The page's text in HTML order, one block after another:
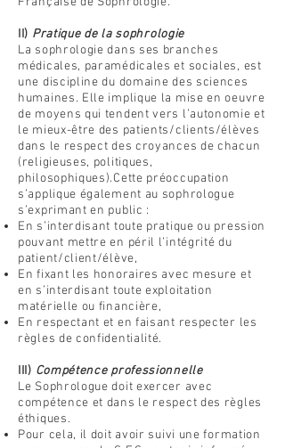
II) Pratique de la sophrologie
La sophrologie dans ses branches
médicales, paramédicales et sociales, est
une discipline du domaine des sciences
humaines. Elle implique la mise en oeuvre
de moyens qui tendent vers l’autonomie et
le mieux-être des patients/clients/élèves
dans le respect des croyances de chacun
(religieuses, politiques,
philosophiques).Cette préoccupation
s’applique également au sophrologue
s’exprimant en public :
En s’interdisant toute pratique ou pression
pouvant mettre en péril l’intégrité du
patient/client/élève,
En fixant les honoraires avec mesure et
en s’interdisant toute exploitation
matérielle ou financière,
En respectant et en faisant respecter les
règles de confidentialité.
III) Compétence professionnelle
Le Sophrologue doit exercer avec
compétence et dans le respect des règles
éthiques.
Pour cela, il doit avoir suivi une formation